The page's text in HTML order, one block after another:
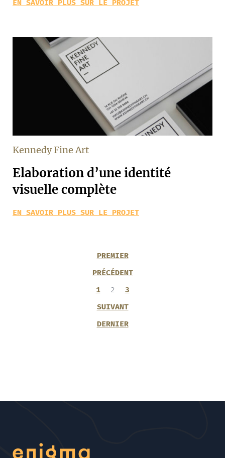
EN SAVOIR PLUS SUR LE PROJET
Kennedy Fine Art
Elaboration d’une identité
visuelle complète
EN SAVOIR PLUS SUR LE PROJET
PREMIER
PRÉCÉDENT
1
2
3
SUIVANT
DERNIER